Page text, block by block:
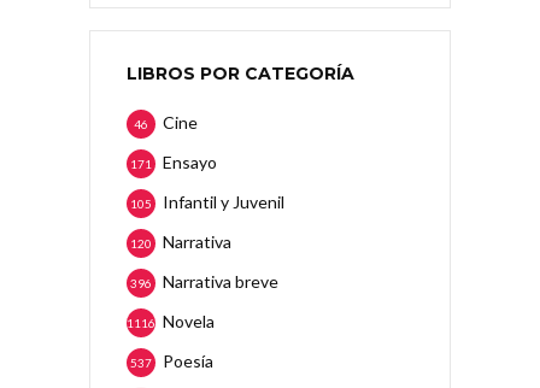
LIBROS POR CATEGORÍA
Cine
46
Ensayo
171
Infantil y Juvenil
105
Narrativa
120
Narrativa breve
396
Novela
1116
Poesía
537